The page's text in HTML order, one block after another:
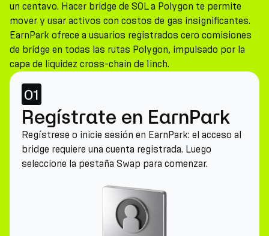
un centavo. Hacer bridge de SOL a Polygon te permite
mover y usar activos con costos de gas insignificantes.
EarnPark ofrece a usuarios registrados cero comisiones
de bridge en todas las rutas Polygon, impulsado por la
capa de liquidez cross-chain de 1inch.
01
Regístrate en EarnPark
Regístrese o inicie sesión en EarnPark: el acceso al
bridge requiere una cuenta registrada. Luego
seleccione la pestaña Swap para comenzar.